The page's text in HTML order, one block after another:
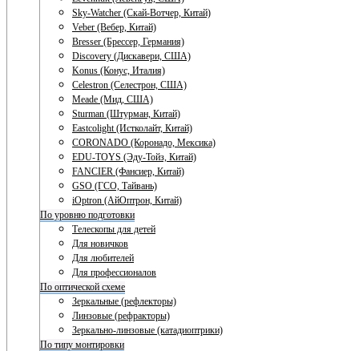
Sky-Watcher (Скай-Вотчер, Китай)
Veber (Вебер, Китай)
Bresser (Брессер, Германия)
Discovery (Дискавери, США)
Konus (Конус, Италия)
Celestron (Селестрон, США)
Meade (Мид, США)
Sturman (Штурман, Китай)
Eastcolight (Истколайт, Китай)
CORONADO (Коронадо, Мексика)
EDU-TOYS (Эду-Тойз, Китай)
FANCIER (Фансиер, Китай)
GSO (ГСО, Тайвань)
iOptron (АйОптрон, Китай)
По уровню подготовки
Телескопы для детей
Для новичков
Для любителей
Для профессионалов
По оптической схеме
Зеркальные (рефлекторы)
Линзовые (рефракторы)
Зеркально-линзовые (катадиоптрики)
По типу монтировки